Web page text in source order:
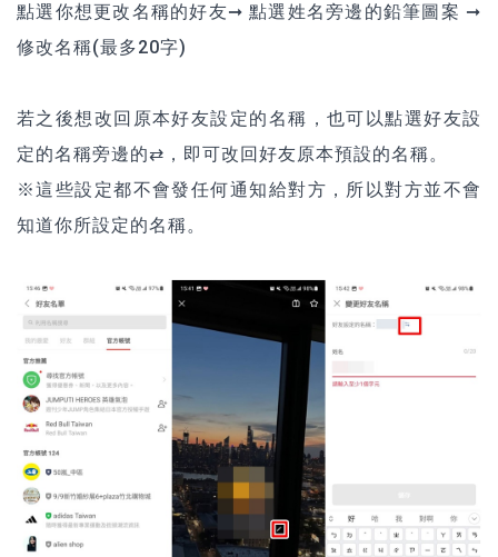
點選你想更改名稱的好友➞ 點選姓名旁邊的鉛筆圖案 ➞
修改名稱(最多20字)
若之後想改回原本好友設定的名稱，也可以點選好友設
定的名稱旁邊的⇄，即可改回好友原本預設的名稱。
※這些設定都不會發任何通知給對方，所以對方並不會
知道你所設定的名稱。